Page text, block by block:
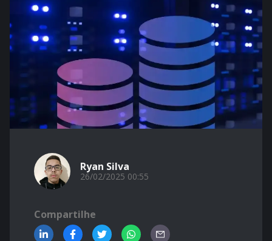
Ryan Silva
26/02/2025 00:55
Compartilhe